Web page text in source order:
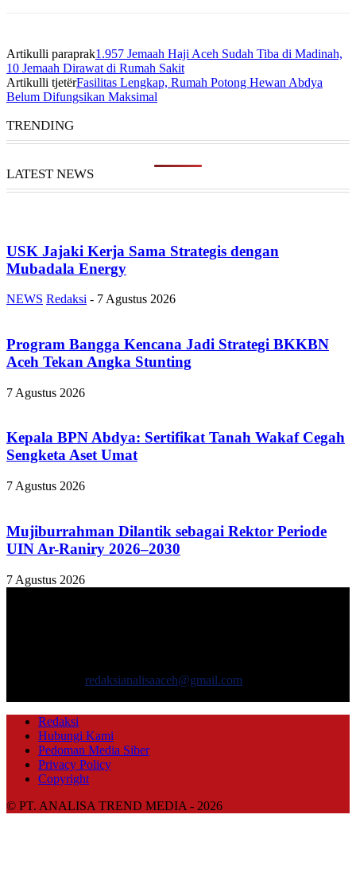
Artikulli paraprak1.957 Jemaah Haji Aceh Sudah Tiba di Madinah,
10 Jemaah Dirawat di Rumah Sakit
Artikulli tjetërFasilitas Lengkap, Rumah Potong Hewan Abdya
Belum Difungsikan Maksimal
TRENDING
LATEST NEWS
USK Jajaki Kerja Sama Strategis dengan
Mubadala Energy
NEWS Redaksi - 7 Agustus 2026
Program Bangga Kencana Jadi Strategi BKKBN
Aceh Tekan Angka Stunting
7 Agustus 2026
Kepala BPN Abdya: Sertifikat Tanah Wakaf Cegah
Sengketa Aset Umat
7 Agustus 2026
Mujiburrahman Dilantik sebagai Rektor Periode
UIN Ar-Raniry 2026–2030
7 Agustus 2026
redaksianalisaaceh@gmail.com
Redaksi
Hubungi Kami
Pedoman Media Siber
Privacy Policy
Copyright
© PT. ANALISA TREND MEDIA - 2026